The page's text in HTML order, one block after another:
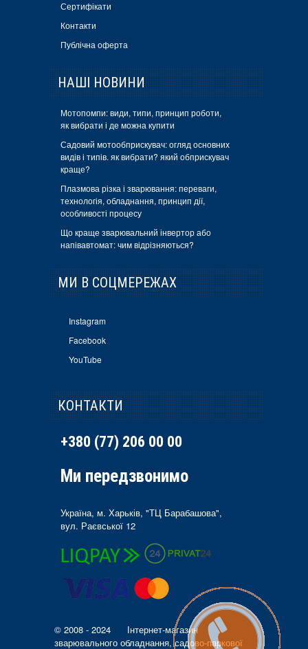
Сертифікати
Контакти
Публічна оферта
НАШІ НОВИНИ
Мотопомпи: види, типи, принцип роботи,
як вибрати і де можна купити
Садовий мотообприскувач: огляд основних
видів і типів. як вибрати? який обприскувач
краще?
Плазмова різка і зварювання: переваги,
технологія, обладнання, принцип дії,
особливості процесу
Що краще зварювальний інвертор або
напівавтомат: чим відрізняються?
МИ В СОЦМЕРЕЖАХ
Instagram
Facebook
YouTube
КОНТАКТИ
+380 (77) 206 00 00
Ми передзвонимо
Україна, м. Харьків, "ТЦ Барабашова",
вул. Раєвської 12
© 2008 - 2024
Інтернет-магазин
зварювального обладнання, садово-паркової